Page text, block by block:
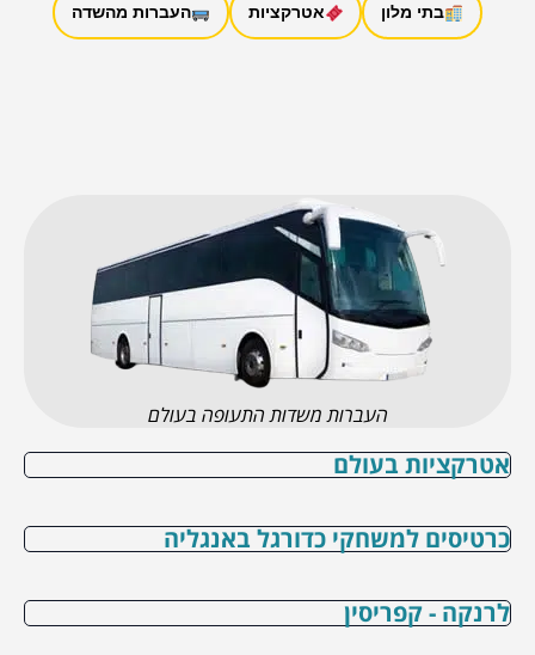
בתי מלון אטרקציות העברות מהשדה
העברות משדות התעופה בעולם
אטרקציות בעולם
כרטיסים למשחקי כדורגל באנגליה
לרנקה - קפריסין